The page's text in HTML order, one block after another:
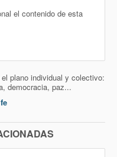
el contenido de esta
plano individual y colectivo:
democracia, paz...